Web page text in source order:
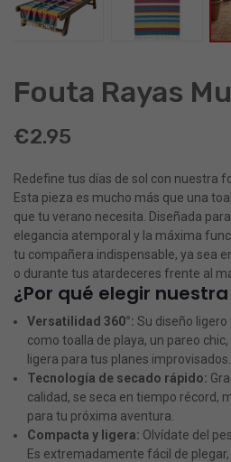
Fouta Rayas
€2.95
Redefine tus días de sol con nuestra
Esta pieza es mucho más que una
que tu verano necesita. Diseñada
elegancia atemporal y la máxima
tu compañera indispensable, ya sea
o durante tus atardeceres frente al
¿Por qué elegir
Versatilidad 360°: Su diseño
como toalla de playa, un pareo
ligera para tus planes improvisados.
Tecnología de secado rápido:
calidad, se seca en tiempo récord,
para tu próxima aventura.
Compacta y ligera: Olvídate del
Es extremadamente fácil de